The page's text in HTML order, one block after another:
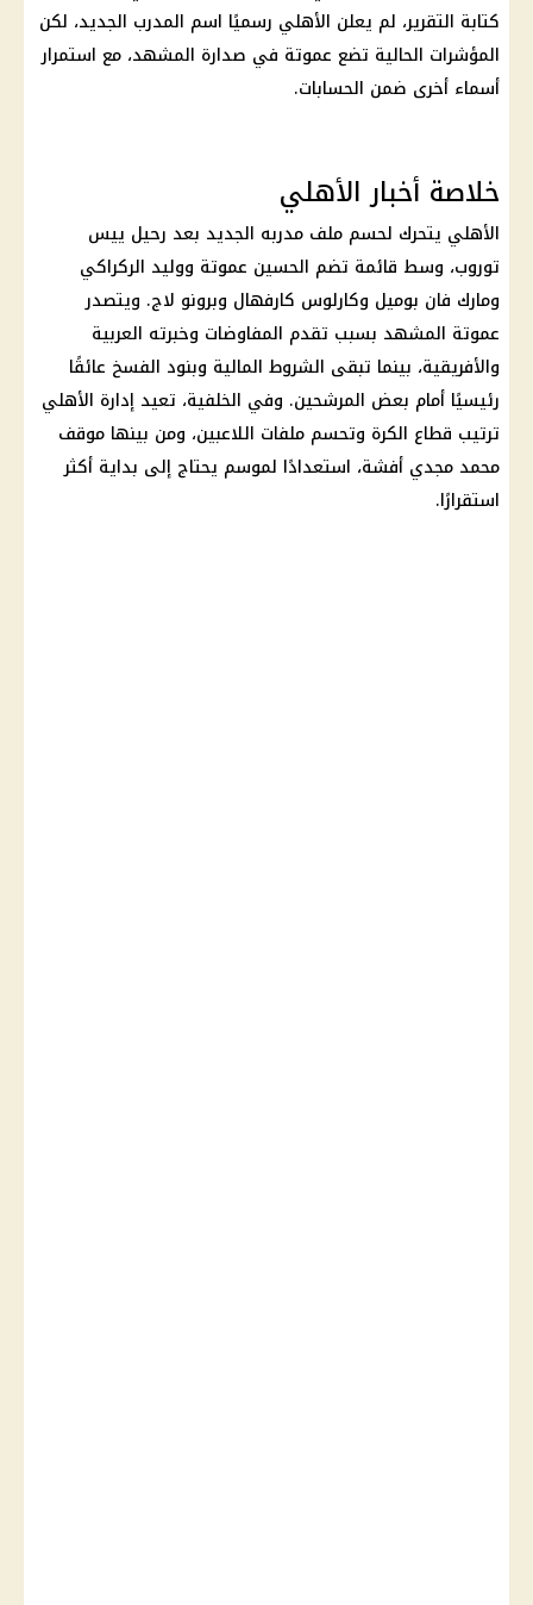
كتابة التقرير، لم يعلن الأهلي رسميًا اسم المدرب الجديد، لكن
المؤشرات الحالية تضع عموتة في صدارة المشهد، مع استمرار
أسماء أخرى ضمن الحسابات.
خلاصة أخبار الأهلي
الأهلي يتحرك لحسم ملف مدربه الجديد بعد رحيل ييس
توروب، وسط قائمة تضم الحسين عموتة ووليد الركراكي
ومارك فان بوميل وكارلوس كارفهال وبرونو لاج. ويتصدر
عموتة المشهد بسبب تقدم المفاوضات وخبرته العربية
والأفريقية، بينما تبقى الشروط المالية وبنود الفسخ عائقًا
رئيسيًا أمام بعض المرشحين. وفي الخلفية، تعيد إدارة الأهلي
ترتيب قطاع الكرة وتحسم ملفات اللاعبين، ومن بينها موقف
محمد مجدي أفشة، استعدادًا لموسم يحتاج إلى بداية أكثر
استقرارًا.